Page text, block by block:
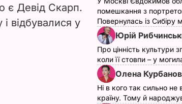
є Девід Скарп.
відбувалися у
помешкання з
Повернулась із Сибіру
Юрій
Про цінність культури
коли її стовпи – у
Олена
Ні в кого так сильно
країну. Тому й